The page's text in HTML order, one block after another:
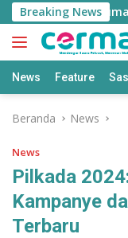
Langsung
ke
konten
Breaking News
sebagai ‘Rumah
News Feature
Beranda News
News
Pilkada
Kampanye
Terbaru